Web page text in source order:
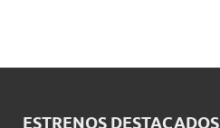
ESTRENOS DESTACADOS